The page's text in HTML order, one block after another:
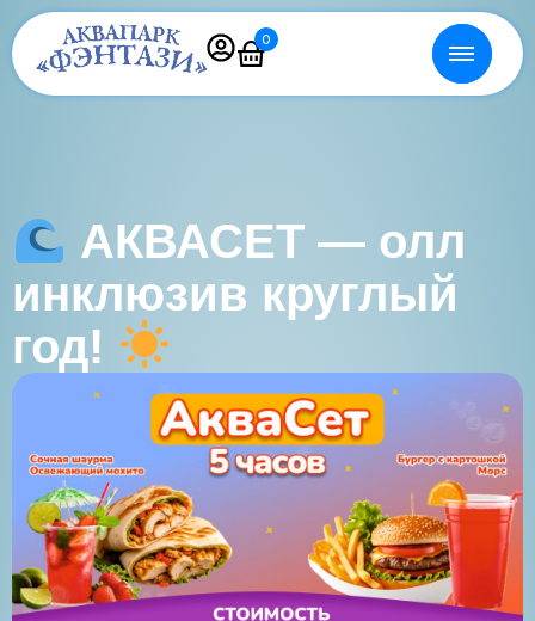
0
АКВАСЕТ — олл
инклюзив круглый
год!